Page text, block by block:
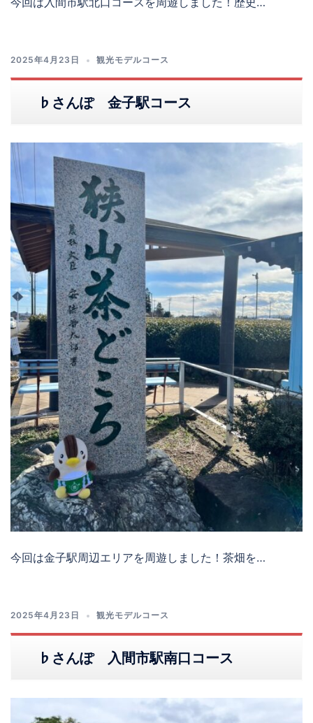
2025年4月23日 観光モデルコース
♭さんぽ 金子駅コース
今回は金子駅周辺エリアを周遊しました！茶畑を…
2025年4月23日 観光モデルコース
♭さんぽ 入間市駅南口コース